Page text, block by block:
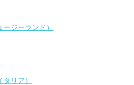
ジーランド）
リア）